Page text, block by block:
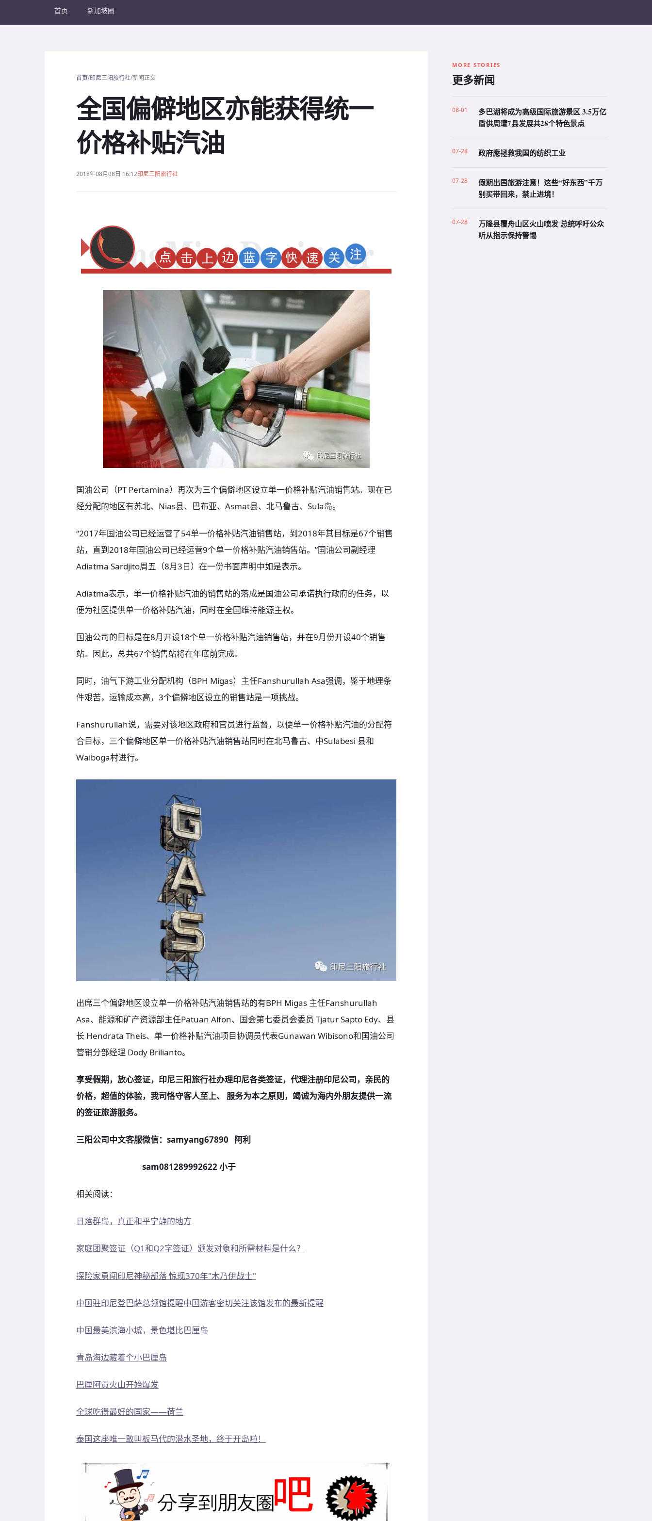
首页 新加坡圈
首页/印尼三阳旅行社/新闻正文
全国偏僻地区亦能获得统一
价格补贴汽油
2018年08月08日 16:12印尼三阳旅行社
国油公司（PT Pertamina）再次为三个偏僻地区设立单一价格补贴汽油销售站。现在已
经分配的地区有苏北、Nias县、巴布亚、Asmat县、北马鲁古、Sula岛。
“2017年国油公司已经运营了54单一价格补贴汽油销售站，到2018年其目标是67个销售
站，直到2018年国油公司已经运营9个单一价格补贴汽油销售站。”国油公司副经理
Adiatma Sardjito周五（8月3日）在一份书面声明中如是表示。
Adiatma表示，单一价格补贴汽油的销售站的落成是国油公司承诺执行政府的任务，以
便为社区提供单一价格补贴汽油，同时在全国维持能源主权。
国油公司的目标是在8月开设18个单一价格补贴汽油销售站，并在9月份开设40个销售
站。因此，总共67个销售站将在年底前完成。
同时，油气下游工业分配机构（BPH Migas）主任Fanshurullah Asa强调，鉴于地理条
件艰苦，运输成本高，3个偏僻地区设立的销售站是一项挑战。
Fanshurullah说，需要对该地区政府和官员进行监督，以便单一价格补贴汽油的分配符
合目标，三个偏僻地区单一价格补贴汽油销售站同时在北马鲁古、中Sulabesi 县和
Waiboga村进行。
出席三个偏僻地区设立单一价格补贴汽油销售站的有BPH Migas 主任Fanshurullah
Asa、能源和矿产资源部主任Patuan Alfon、国会第七委员会委员 Tjatur Sapto Edy、县
长 Hendrata Theis、单一价格补贴汽油项目协调员代表Gunawan Wibisono和国油公司
营销分部经理 Dody Brilianto。
享受假期，放心签证，印尼三阳旅行社办理印尼各类签证，代理注册印尼公司，亲民的
价格，超值的体验，我司恪守客人至上、 服务为本之原则，竭诚为海内外朋友提供一流
的签证旅游服务。
三阳公司中文客服微信：samyang67890 阿利
sam081289992622 小于
相关阅读：
日落群岛，真正和平宁静的地方
家庭团聚签证（Q1和Q2字签证）颁发对象和所需材料是什么？
探险家勇闯印尼神秘部落 惊现370年"木乃伊战士"
中国驻印尼登巴萨总领馆提醒中国游客密切关注该馆发布的最新提醒
中国最美滨海小城，景色堪比巴厘岛
青岛海边藏着个小巴厘岛
巴厘阿贡火山开始爆发
全球吃得最好的国家——荷兰
泰国这座唯一敢叫板马代的潜水圣地，终于开岛啦！
MORE STORIES
更多新闻
08-01
多巴湖将成为高级国际旅游景区 3.5万亿
盾供周遭7县发展共28个特色景点
07-28 政府應拯救我国的纺织工业
07-28
假期出国旅游注意！这些“好东西”千万
别买带回来，禁止进境！
07-28
万隆县覆舟山区火山喷发 总统呼吁公众
听从指示保持警惕